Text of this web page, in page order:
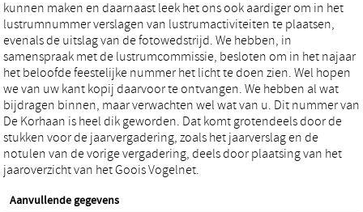
kunnen maken en daarnaast leek het ons ook aardiger om in het
lustrumnummer verslagen van lustrumactiviteiten te plaatsen,
evenals de uitslag van de fotowedstrijd. We hebben, in
samenspraak met de lustrumcommissie, besloten om in het najaar
het beloofde feestelijke nummer het licht te doen zien. Wel hopen
we van uw kant kopij daarvoor te ontvangen. We hebben al wat
bijdragen binnen, maar verwachten wel wat van u. Dit nummer van
De Korhaan is heel dik geworden. Dat komt grotendeels door de
stukken voor de jaarvergadering, zoals het jaarverslag en de
notulen van de vorige vergadering, deels door plaatsing van het
jaaroverzicht van het Goois Vogelnet.
Aanvullende gegevens